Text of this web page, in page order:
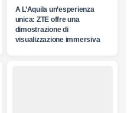
A L’Aquila un’esperienza
unica: ZTE offre una
dimostrazione di
visualizzazione immersiva